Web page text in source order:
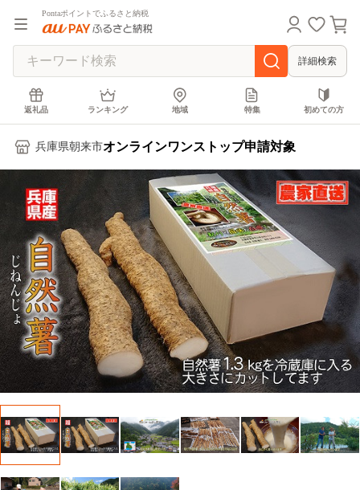
Pontaポイントでふるさと納税
詳細検索
返礼品 ランキング 地域 特集 初めての方
兵庫県朝来市オンラインワンストップ申請対象